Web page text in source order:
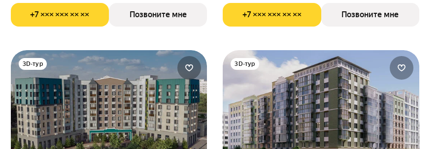
+7 ××× ××× ×× ×× Позвоните мне +7 ××× ××× ×× ×× Позвоните мне
3D-тур 3D-тур